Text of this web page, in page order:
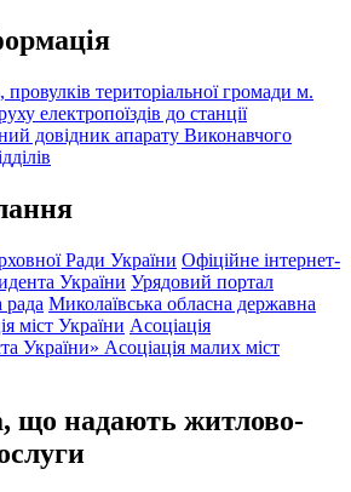
територіальної громади м.
електропоїздів до станції
довідник апарату Виконавчого
Ради України Офіційне інтернет-
України Урядовий портал
рада Миколаївська обласна державна
міст України Асоціація
України» Асоціація малих міст
що надають житлово-